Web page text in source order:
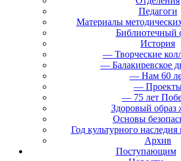
Педагоги
Материалы
Библиотечный
История
— Творческие
— Балакиревское
— Нам 60
—
— 75 лет
Здоровый образ
Основы
Год культурного
Архив
Поступающим